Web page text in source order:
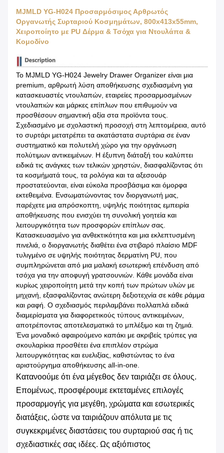
MJMLD YG-H024 Προσαρμόσιμος Αρθρωτός
Οργανωτής Συρταριού Κοσμημάτων, 800x413x55mm,
Χειροποίητο με PU Δέρμα & Τσόχα για Ντουλάπα &
Κομοδίνο
Το MJMLD YG-H024 Jewelry Drawer Organizer είναι μια
premium, αρθρωτή λύση αποθήκευσης σχεδιασμένη για
κατασκευαστές ντουλαπών, εταιρείες προσαρμοσμένων
ντουλαπιών και μάρκες επίπλων που επιθυμούν να
προσθέσουν σημαντική αξία στα προϊόντα τους.
Σχεδιασμένο με σχολαστική προσοχή στη λεπτομέρεια, αυτό
το συρτάρι μετατρέπει τα ακατάστατα συρτάρια σε έναν
συστηματικό και πολυτελή χώρο για την οργάνωση
πολύτιμων αντικειμένων. Η έξυπνη διάταξή του καλύπτει
ειδικά τις ανάγκες των τελικών χρηστών, διασφαλίζοντας ότι
τα κοσμήματά τους, τα ρολόγια και τα αξεσουάρ
προστατεύονται, είναι εύκολα προσβάσιμα και όμορφα
εκτεθειμένα. Ενσωματώνοντας τον διοργανωτή μας,
παρέχετε μια απρόσκοπτη, υψηλής ποιότητας εμπειρία
αποθήκευσης που ενισχύει τη συνολική γοητεία και
λειτουργικότητα των προσφορών επίπλων σας.
Κατασκευασμένο για ανθεκτικότητα και μια εκλεπτυσμένη
πινελιά, ο διοργανωτής διαθέτει ένα στιβαρό πλαίσιο MDF
τυλιγμένο σε υψηλής ποιότητας δερματίνη PU, που
συμπληρώνεται από μια μαλακή εσωτερική επένδυση από
τσόχα για την αποφυγή γρατσουνιών. Κάθε μονάδα είναι
κυρίως χειροποίητη μετά την κοπή των πρώτων υλών με
μηχανή, εξασφαλίζοντας ανώτερη δεξιοτεχνία σε κάθε ράμμα
και ραφή. Ο σχεδιασμός περιλαμβάνει πολλαπλά ειδικά
διαμερίσματα για διαφορετικούς τύπους αντικειμένων,
αποτρέποντας αποτελεσματικά το μπλέξιμο και τη ζημιά.
Ένα μοναδικό αφαιρούμενο καπάκι με ακριβείς τρύπες για
σκουλαρίκια προσθέτει ένα επιπλέον στρώμα
λειτουργικότητας και ευελιξίας, καθιστώντας το ένα
αριστούργημα αποθήκευσης all-in-one.
Κατανοούμε ότι ένα μέγεθος δεν ταιριάζει σε όλους.
Επομένως, προσφέρουμε εκτεταμένες επιλογές
προσαρμογής για μεγέθη, χρώματα και εσωτερικές
διατάξεις, ώστε να ταιριάζουν απόλυτα με τις
συγκεκριμένες διαστάσεις του συρταριού σας ή τις
σχεδιαστικές σας ιδέες. Ως αξιόπιστος